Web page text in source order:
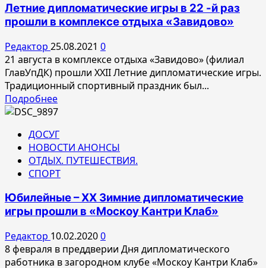
на
XXII
дипломатических
играх
Летние дипломатические игры в 22 -й раз
прошли в комплексе отдыха «Завидово»
Редактор 25.08.2021 0
21 августа в комплексе отдыха «Завидово» (филиал
ГлавУпДК) прошли XXII Летние дипломатические игры.
Традиционный спортивный праздник был...
ПодробнееПрочитать
больше
Летние
дипломатические
игры
в
-й
раз
в
комплексе
ДОСУГ
НОВОСТИ АНОНСЫ
ОТДЫХ. ПУТЕШЕСТВИЯ.
СПОРТ
Юбилейные – ХХ Зимние дипломатические
игры прошли в «Москоу Кантри Клаб»
Редактор 10.02.20200
8 февраля в преддверии Дня дипломатического
работника в загородном клубе «Москоу Кантри Клаб»